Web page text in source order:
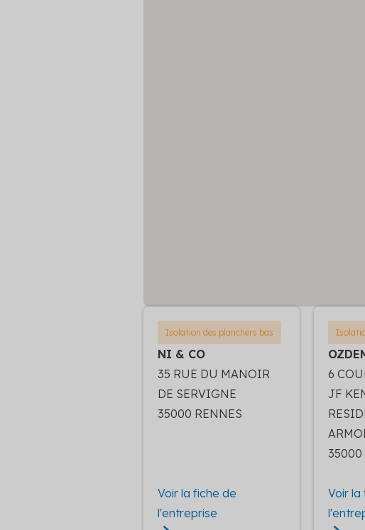
Isolation des planchers bas
NI & CO
35 RUE DU MANOIR
DE SERVIGNE
35000 RENNES
Voir la fiche de
l'entreprise
6
JF
35000
Voir la